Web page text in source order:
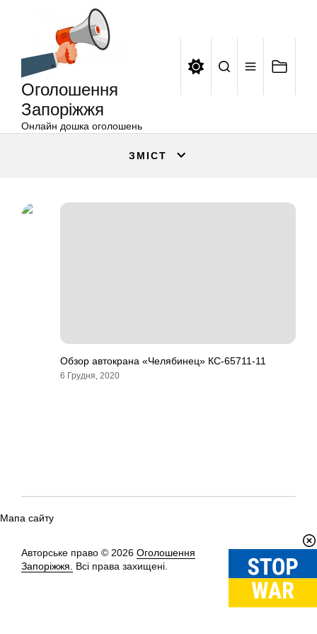
Оголошення
Запоріжжя
Онлайн дошка оголошень
ЗМІСТ
Обзор автокрана «Челябинец» КС-65711-11
6 Грудня, 2020
Мапа сайту
Авторське право © 2026 Оголошення
Запоріжжя.
Всі права захищені.
Вгору↑